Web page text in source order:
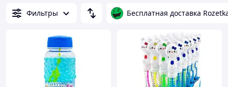
Фильтры Бесплатная доставка